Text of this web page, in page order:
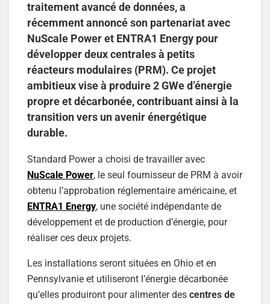
traitement avancé de données, a
récemment annoncé son partenariat avec
NuScale Power et ENTRA1 Energy pour
développer deux centrales à petits
réacteurs modulaires (PRM). Ce projet
ambitieux vise à produire 2 GWe d’énergie
propre et décarbonée, contribuant ainsi à la
transition vers un avenir énergétique
durable.
Standard Power a choisi de travailler avec
NuScale Power, le seul fournisseur de PRM à avoir
obtenu l’approbation réglementaire américaine, et
ENTRA1 Energy, une société indépendante de
développement et de production d’énergie, pour
réaliser ces deux projets.
Les installations seront situées en Ohio et en
Pennsylvanie et utiliseront l’énergie décarbonée
qu’elles produiront pour alimenter des centres de